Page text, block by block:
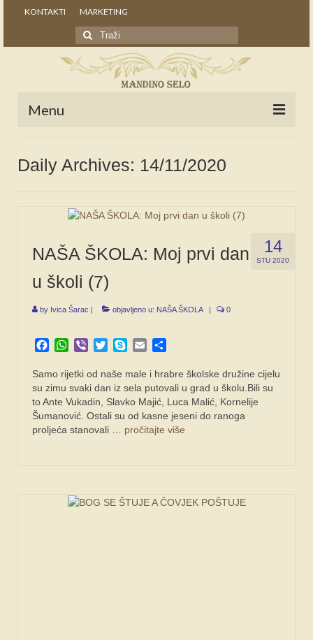
KONTAKTI MARKETING
Search
for:
Menu
NOVOSTI
STALNE RUBRIKE
IZ ARHIVE
NAJAVE
FORUM
Daily Archives: 14/11/2020
14
STU 2020
NAŠA ŠKOLA: Moj prvi dan
u školi (7)
by Ivica Šarac | objavljeno u: NAŠA ŠKOLA | 0
Facebook
WhatsApp
Viber TwitterSkypeEmail
Samo rijetki od naše male i hrabre školske družine cijelu
su zimu svaki dan iz sela putovali u grad u školu.Bili su
to Ante Vukadin, Slavko Majić, Luca Malić, Kornelije
Šumanović. Ostali su od kasne jeseni do ranoga
proljeća stanovali … pročitajte više